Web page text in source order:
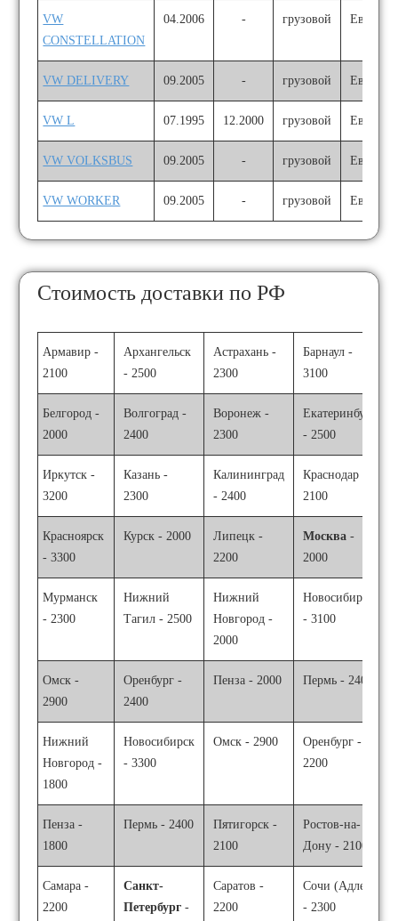
VW
CONSTELLATION
04.2006 - грузовой Европа
VW DELIVERY 09.2005 - грузовой Европа
VW L 07.1995 12.2000 грузовой Европа
VW VOLKSBUS 09.2005 - грузовой Европа
VW WORKER 09.2005 - грузовой Европа
Стоимость доставки по РФ
Армавир -
2100
Архангельск
- 2500
Астрахань -
2300
Барнаул -
3100
Белгород -
2000
Волгоград -
2400
Воронеж -
2300
Екатеринбург
- 2500
Иркутск -
3200
Казань -
2300
Калининград
- 2400
Краснодар -
2100
Красноярск
- 3300
Курск - 2000
Липецк -
2200
Москва -
2000
Мурманск
- 2300
Нижний
Тагил - 2500
Нижний
Новгород -
2000
Новосибирск
- 3100
Омск -
2900
Оренбург -
2400
Пенза - 2000 Пермь - 2400
Нижний
Новгород -
1800
Новосибирск
- 3300
Омск - 2900
Оренбург -
2200
Пенза -
1800
Пермь - 2400
Пятигорск -
2100
Ростов-на-
Дону - 2100
Самара -
2200
Санкт-
Петербург -
Саратов -
2200
Сочи (Адлер)
- 2300